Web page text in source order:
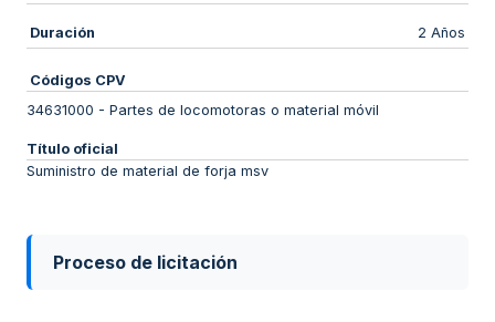
Duración 2 Años
Códigos CPV
34631000 - Partes de locomotoras o material móvil
Título oficial
Suministro de material de forja msv
Proceso de licitación